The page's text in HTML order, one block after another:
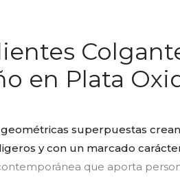
en Plata
superpuestas
y con un marcado
que aporta